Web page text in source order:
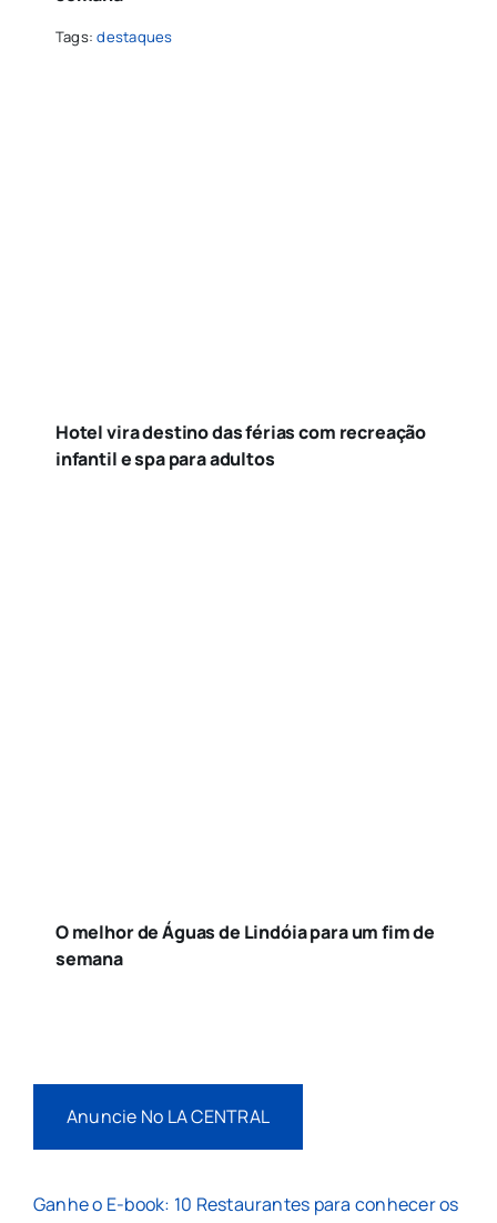
Tags:destaques
Hotel vira destino das férias com recreação
infantil e spa para adultos
O melhor de Águas de Lindóia para um fim de
semana
Anuncie No LA CENTRAL
Ganhe o E-book: 10 Restaurantes para conhecer os